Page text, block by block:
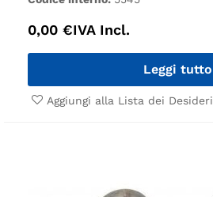
0,00 €IVA Incl.
Leggi tutto
Aggiungi alla Lista dei Desideri